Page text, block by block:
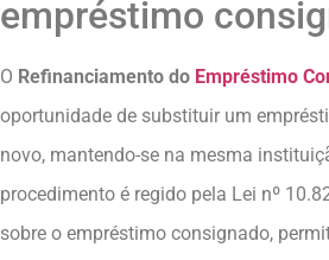
empréstimo
O Refinanciamento do Empréstimo
oportunidade de substituir um
novo, mantendo-se na mesma
procedimento é regido pela Lei nº
sobre o empréstimo consignado,